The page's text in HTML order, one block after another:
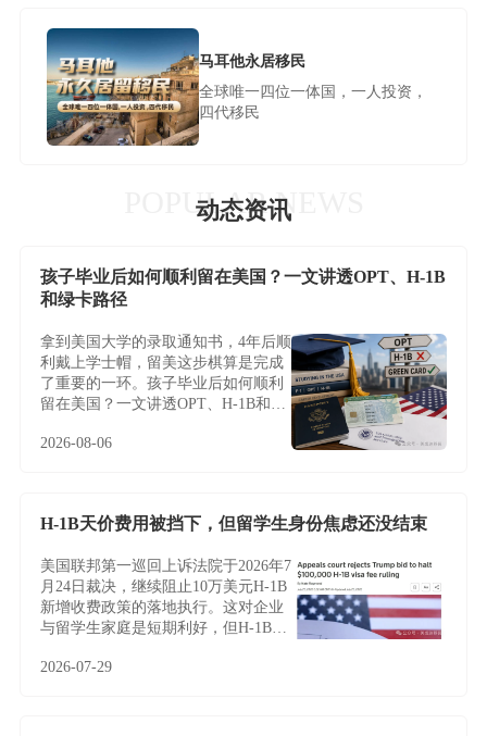
马耳他永居移民
全球唯一四位一体国，一人投资，
四代移民
POPULAR NEWS
动态资讯
孩子毕业后如何顺利留在美国？一文讲透OPT、H-1B
和绿卡路径
拿到美国大学的录取通知书，4年后顺
利戴上学士帽，留美这步棋算是完成
了重要的一环。孩子毕业后如何顺利
留在美国？一文讲透OPT、H-1B和绿
2026-08-06
H-1B天价费用被挡下，但留学生身份焦虑还没结束
美国联邦第一巡回上诉法院于2026年7
月24日裁决，继续阻止10万美元H-1B
新增收费政策的落地执行。这对企业
与留学生家庭是短期利好，但H-1B制
加权抽签、雇主绑定与临时身份——
2026-07-29